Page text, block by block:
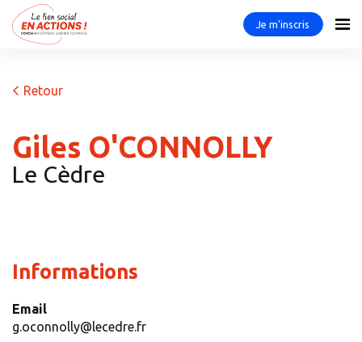
Je m'inscris
Retour
Giles O'CONNOLLY
Le Cèdre
Informations
Email
g.oconnolly@lecedre.fr